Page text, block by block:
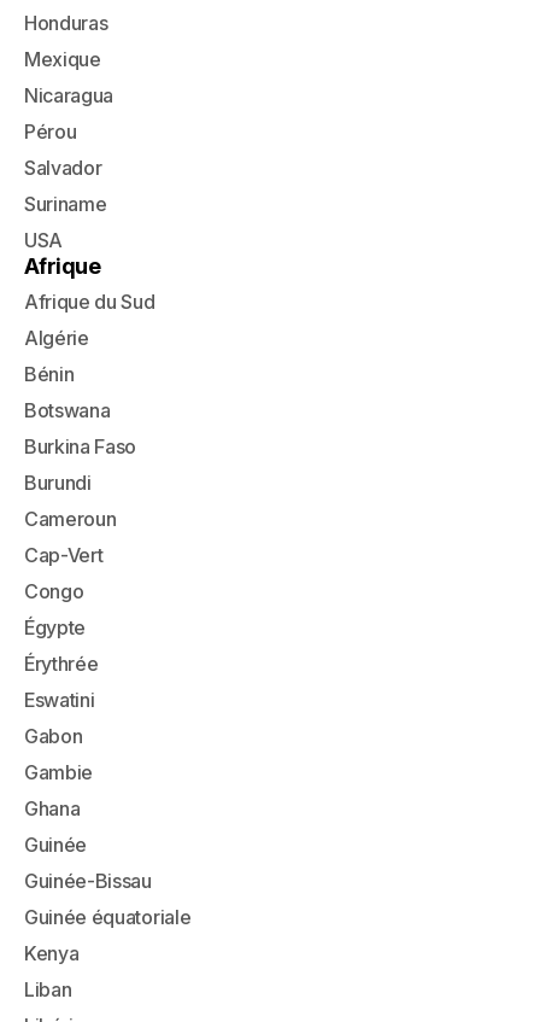
Honduras
Mexique
Nicaragua
Pérou
Salvador
Suriname
USA
Afrique
Afrique du Sud
Algérie
Bénin
Botswana
Burkina Faso
Burundi
Cameroun
Cap-Vert
Congo
Égypte
Érythrée
Eswatini
Gabon
Gambie
Ghana
Guinée
Guinée-Bissau
Guinée équatoriale
Kenya
Liban